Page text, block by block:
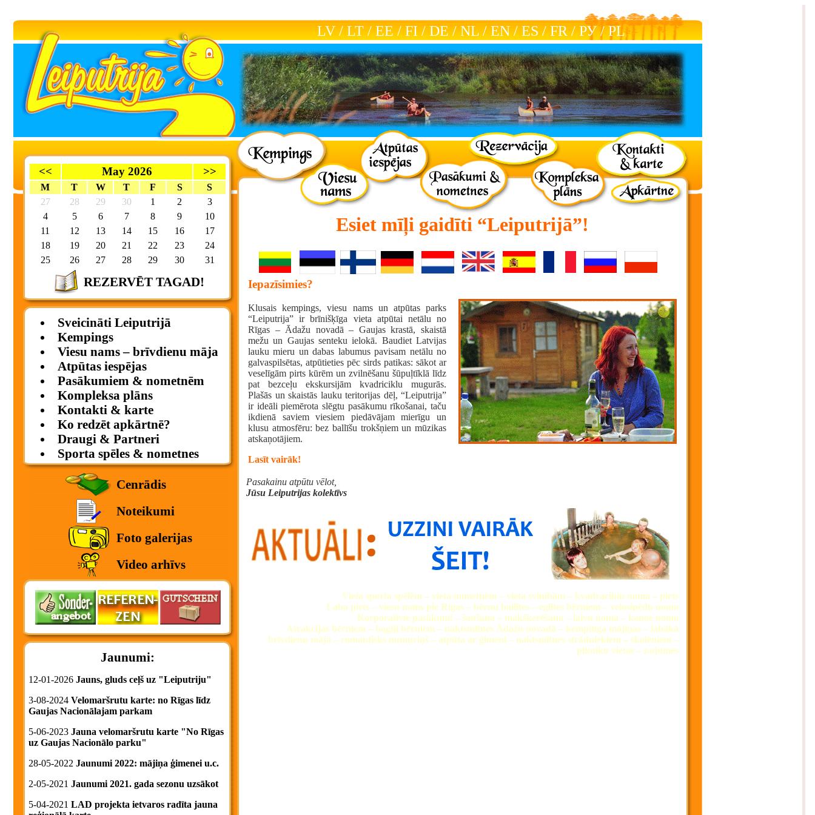
LV / LT / EE / FI / DE / NL / EN / ES / FR / РУ/РL
<< May 2026 >>
M T W T F S
S
27
28 29 30 1 2
3
4
5 6 7 8 9
10
11
12 13 14 15 16
17
18
19 20 21 22 23
24
25
26 27 28 29 30 31
REZERVĒT TAGAD!
Sveicināti Leiputrijā
Kempings
Viesu nams – brīvdienu māja
Atpūtas iespējas
Pasākumiem & nometnēm
Kompleksa plāns
Kontakti & karte
Ko redzēt apkārtnē?
Draugi & Partneri
Sporta spēles & nometnes
Cenrādis
Noteikumi
Foto galerijas
Video arhīvs
Jaunumi:
12-01-2026 Jauns, gluds ceļš uz "Leiputriju"
3-08-2024 Velomaršrutu karte: no Rīgas līdz
Gaujas Nacionālajam parkam
5-06-2023 Jauna velomaršrutu karte "No Rīgas
uz Gaujas Nacionālo parku"
28-05-2022 Jaunumi 2022: mājiņa ģimenei u.c.
2-05-2021 Jaunumi 2021. gada sezonu uzsākot
5-04-2021 LAD projekta ietvaros radīta jauna
Esiet mīļi gaidīti “Leiputrijā”!
Iepazīsimies?
Klusais kempings, viesu nams un atpūtas parks
“Leiputrija” ir brīnišķīga vieta atpūtai netālu no
Rīgas – Ādažu novadā – Gaujas krastā, skaistā
mežu un Gaujas senteku ielokā. Baudiet Latvijas
lauku mieru un dabas labumus pavisam netālu no
galvaspilsētas, atpūtieties pēc sirds patikas: sākot ar
veselīgām pirts kūrēm un zvilnēšanu šūpuļtīklā līdz
pat bezceļu ekskursijām kvadriciklu mugurās.
Plašās un skaistās lauku teritorijas dēļ, “Leiputrija”
ir ideāli piemērota slēgtu pasākumu rīkošanai, taču
ikdienā saviem viesiem piedāvājam mierīgu un
klusu atmosfēru: bez ballīšu trokšņiem un mūzikas
atskaņotājiem.
Lasīt vairāk!
Pasakainu atpūtu vēlot,
Jūsu Leiputrijas kolektīvs
Vieta sporta spēlēm – vieta nometnēm – vieta svinībām – kvadraciklu noma – pirts
Laba pirts – viesu nams pie Rīgas – bērnu ballītes – eglītes bērniem – velosipēdu noma
Korporatīvie pasākumi – šaušana – makšķerēšana – laivu noma – kanoe noma
Atrakcijas bērniem – bagiji bērniem – naktsmītnes Ādažu novadā – kempinga mājiņas – labākā
brīvdienu māja – romantisks numuriņš – atpūta ar ģimeni – naktsmītnes strādniekiem – skolēniem –
pikniku vietas – nojumes